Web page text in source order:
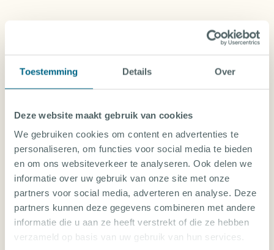
Toestemming Details Over
Deze website maakt gebruik van cookies
We gebruiken cookies om content en advertenties te
personaliseren, om functies voor social media te bieden
en om ons websiteverkeer te analyseren. Ook delen we
informatie over uw gebruik van onze site met onze
partners voor social media, adverteren en analyse. Deze
partners kunnen deze gegevens combineren met andere
informatie die u aan ze heeft verstrekt of die ze hebben
verzameld op basis van uw gebruik van hun services.
BOEKEN
Car Rental
Accommodatie
vertrekdatum
Reisduur
Reisgezelschap
Met wie?
Verzorging
Alle
Aug 26 Sep 26 Oct 26 Nov 26 Dec 26 Jan 27 Feb 27